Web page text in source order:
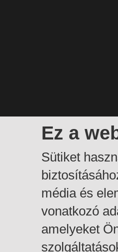
Ez a
Sütiket
média és
vonatkozó
amelyeket